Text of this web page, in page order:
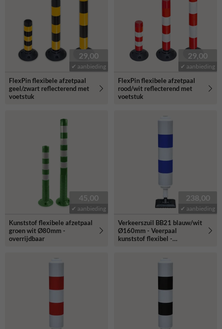
29,00
✔ aanbieding
FlexPin flexibele afzetpaal
geel/zwart reflecterend met
voetstuk
29,00
✔ aanbieding
FlexPin flexibele afzetpaal
rood/wit reflecterend met
voetstuk
45,00
✔ aanbieding
Kunststof flexibele afzetpaal
groen wit Ø80mm -
overrijdbaar
238,00
✔ aanbieding
Verkeerszuil BB21 blauw/wit
Ø160mm - Veerpaal
kunststof flexibel -